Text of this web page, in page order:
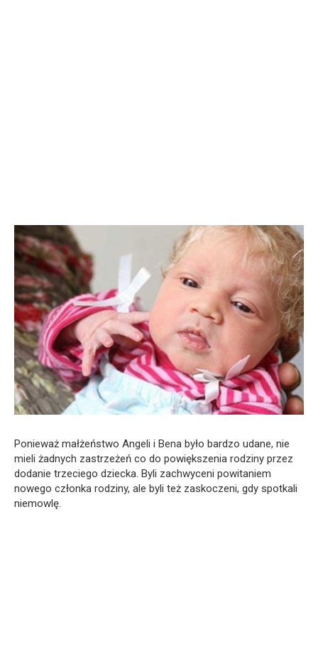
Ponieważ małżeństwo Angeli i Bena było bardzo udane, nie
mieli żadnych zastrzeżeń co do powiększenia rodziny przez
dodanie trzeciego dziecka. Byli zachwyceni powitaniem
nowego członka rodziny, ale byli też zaskoczeni, gdy spotkali
niemowlę.